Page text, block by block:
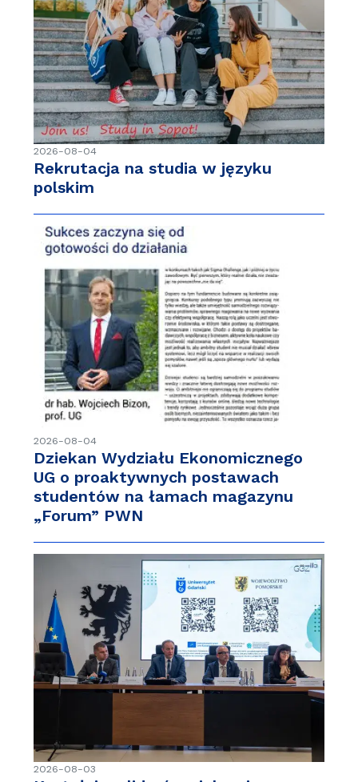
2026-08-04
Rekrutacja na studia w języku
polskim
2026-08-04
Dziekan Wydziału Ekonomicznego
UG o proaktywnych postawach
studentów na łamach magazynu
„Forum” PWN
2026-08-03